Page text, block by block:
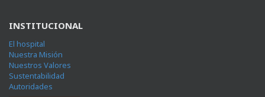
INSTITUCIONAL
El hospital
Nuestra Misión
Nuestros Valores
Sustentabilidad
Autoridades